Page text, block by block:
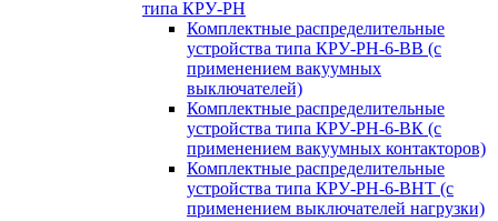
типа КРУ-РН
Комплектные распределительные
устройства типа КРУ-РН-6-ВВ (с
применением вакуумных
выключателей)
Комплектные распределительные
устройства типа КРУ-РН-6-ВК (с
применением вакуумных контакторов)
Комплектные распределительные
устройства типа КРУ-РН-6-ВНТ (с
применением выключателей нагрузки)